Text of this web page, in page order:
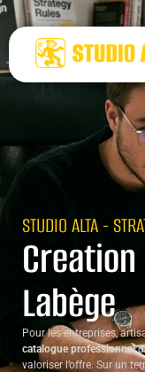
STUDIO ALTA -
Labège
Pour les entreprises,
catalogue professionnel
valoriser l’offre. Sur un